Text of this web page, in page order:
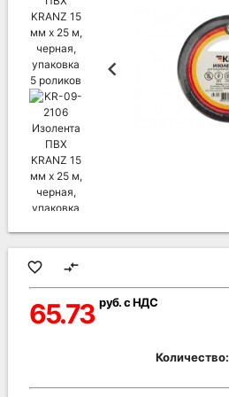
favorite_border compare_arrows
65.73руб. с НДС
Количество: